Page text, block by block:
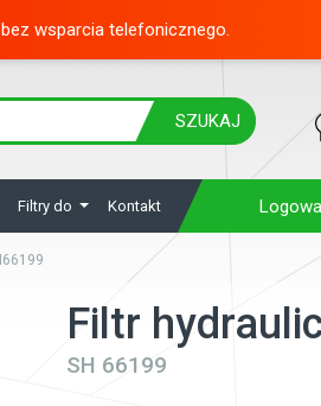
wsparcia telefonicznego.
SZUKAJ
Filtry do Kontakt
Filtr
SH 66199